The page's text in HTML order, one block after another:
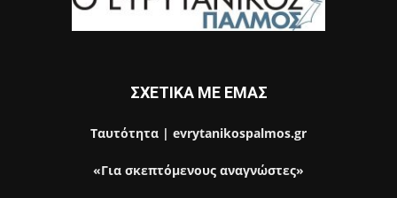
ΣΧΕΤΙΚΑ ΜΕ ΕΜΑΣ
Ταυτότητα | evrytanikospalmos.gr
«Για σκεπτόμενους αναγνώστες»